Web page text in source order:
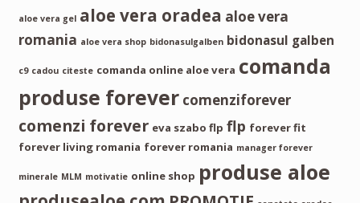
aloe vera gel aloe vera oradea aloe vera
romania aloe vera shop bidonasulgalben bidonasul galben
c9 cadou citeste comanda online aloe vera comanda
produse forever comenziforever
comenzi forever eva szabo flp flp forever fit
forever living romania forever romania manager forever
minerale MLM motivatie online shop produse aloe